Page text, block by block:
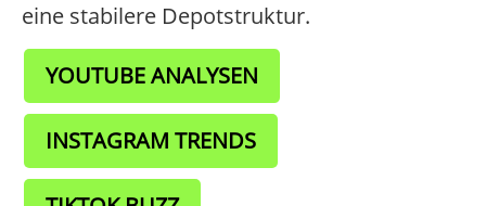
eine stabilere Depotstruktur.
YOUTUBE ANALYSEN
INSTAGRAM TRENDS